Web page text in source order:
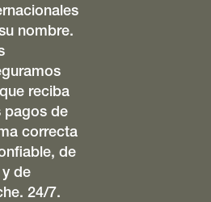
nombre.
reciba
pagos de
correcta
de
de
24/7.